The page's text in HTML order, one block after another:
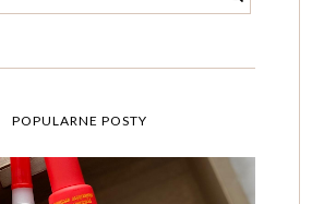
POPULARNE POSTY